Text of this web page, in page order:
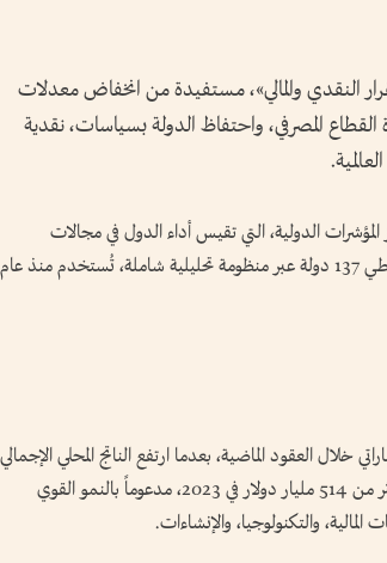
مؤشر «الاستقرار النقدي والمالي»، مستفيدة من انخفاض معدلات
المصرفي، واحتفاظ الدولة بسياسات، نقدية
الدولية، التي تقيس أداء الدول في مجالات
الاقتصاد، والحوكمة، والإدارة العامة، والتنمية، حيث يغطي 137 دولة عبر منظومة تحليلية شاملة، تُستخدم منذ عام
خلال العقود الماضية، بعدما ارتفع الناتج المحلي الإجمالي
من نحو 46 مليار دولار في منتصف التسعينيات إلى أكثر من 514 مليار دولار في 2023، مدعوماً بالنمو القوي
والتكنولوجيا، والإنشاءات.